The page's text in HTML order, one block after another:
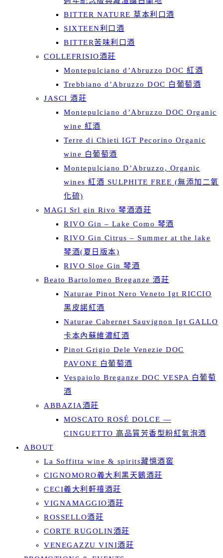
BITTER NATURE 草本利口酒
SIXTEEN利口酒
BITTER苦味利口酒
COLLEFRISIO酒莊
Montepulciano d’Abruzzo DOC 紅酒
Trebbiano d’Abruzzo DOC 白葡萄酒
JASCI 酒莊
Montepulciano d’Abruzzo DOC Organic
wine 紅酒
Terre di Chieti IGT Pecorino Organic
wine 白葡萄酒
Montepulciano D’Abruzzo, Organic
wines 紅酒 SULPHITE FREE (無添加二氧
化硫)
MAGI Srl gin Rivo 琴酒酒莊
RIVO Gin – Lake Como 琴酒
RIVO Gin Citrus – Summer at the lake
琴酒(夏日版本)
RIVO Sloe Gin 琴酒
Beato Bartolomeo Breganze 酒莊
Naturae Pinot Nero Veneto Igt RICCIO
黑皮諾紅酒
Naturae Cabernet Sauvignon Igt GALLO
卡本內蘇維濃紅酒
Pinot Grigio Dele Venezie DOC
PAVONE 白葡萄酒
Vespaiolo Breganze DOC VESPA 白葡萄
酒
ABBAZIA酒莊
MOSCATO ROSÉ DOLCE —
CINGUETTO 高品質芳香型粉紅氣泡酒
ABOUT
La Soffitta wine & spirits藏憶酒窖
CIGNOMORO義大利黑天鵝酒莊
CECI義大利軒禧酒莊
VIGNAMAGGIO酒莊
ROSSELLO酒莊
CORTE RUGOLIN酒莊
VENEGAZZU VINI酒莊